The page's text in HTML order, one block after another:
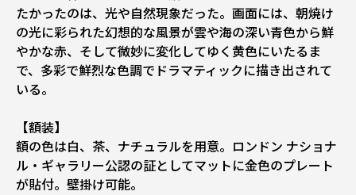
たかったのは、光や自然現象だった。画面には、朝焼け
の光に彩られた幻想的な風景が雲や海の深い青色から鮮
やかな赤、そして微妙に変化してゆく黄色にいたるま
で、多彩で鮮烈な色調でドラマティックに描き出されて
いる。
【額装】
額の色は白、茶、ナチュラルを用意。ロンドン ナショナ
ル・ギャラリー公認の証としてマットに金色のプレート
が貼付。壁掛け可能。